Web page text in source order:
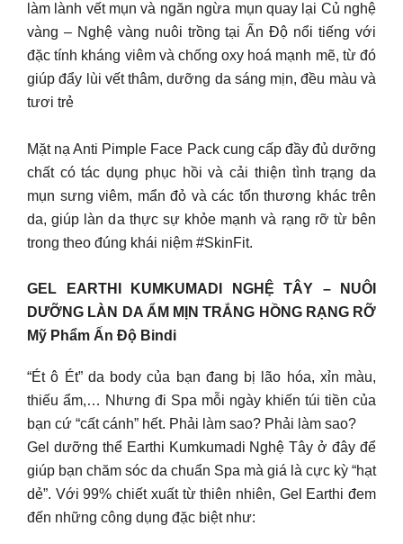
làm lành vết mụn và ngăn ngừa mụn quay lại Củ nghệ
vàng – Nghệ vàng nuôi trồng tại Ấn Độ nổi tiếng với
đặc tính kháng viêm và chống oxy hoá mạnh mẽ, từ đó
giúp đẩy lùi vết thâm, dưỡng da sáng mịn, đều màu và
tươi trẻ
Mặt nạ Anti Pimple Face Pack cung cấp đầy đủ dưỡng
chất có tác dụng phục hồi và cải thiện tình trạng da
mụn sưng viêm, mẩn đỏ và các tổn thương khác trên
da, giúp làn da thực sự khỏe mạnh và rạng rỡ từ bên
trong theo đúng khái niệm #SkinFit.
GEL EARTHI KUMKUMADI NGHỆ TÂY – NUÔI
DƯỠNG LÀN DA ẨM MỊN TRẮNG HỒNG RẠNG RỠ
Mỹ Phẩm Ấn Độ Bindi
“Ét ô Ét” da body của bạn đang bị lão hóa, xỉn màu,
thiếu ẩm,… Nhưng đi Spa mỗi ngày khiến túi tiền của
bạn cứ “cất cánh” hết. Phải làm sao? Phải làm sao?
Gel dưỡng thể Earthi Kumkumadi Nghệ Tây ở đây để
giúp bạn chăm sóc da chuẩn Spa mà giá là cực kỳ “hạt
dẻ”. Với 99% chiết xuất từ thiên nhiên, Gel Earthi đem
đến những công dụng đặc biệt như: